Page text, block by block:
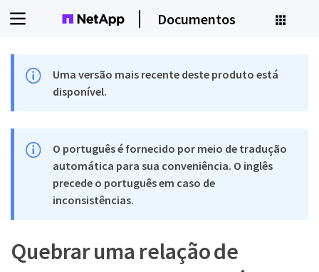
Documentos
Uma versão mais recente deste produto está
disponível.
O português é fornecido por meio de tradução
automática para sua conveniência. O inglês
precede o português em caso de
inconsistências.
Quebrar uma relação de